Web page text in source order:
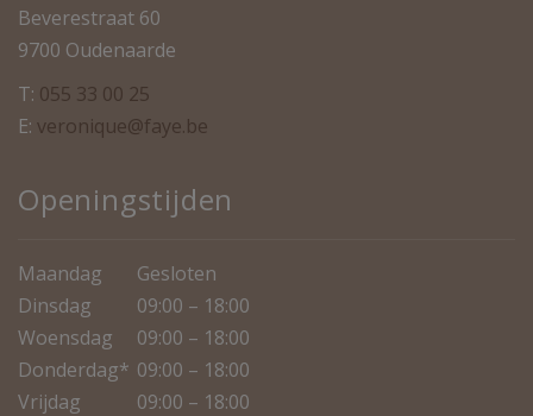
Beverestraat 60
9700 Oudenaarde
T: 055 33 00 25
E: veronique@faye.be
Openingstijden
Maandag
Gesloten
Dinsdag
09:00 – 18:00
Woensdag
09:00 – 18:00
Donderdag* 09:00 – 18:00
Vrijdag
09:00 – 18:00